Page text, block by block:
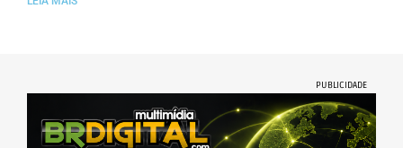
PUBLICIDADE